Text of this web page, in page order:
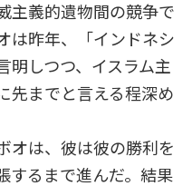
主義的遺物間の競争で
は昨年、「インドネシ
明しつつ、イスラム主
先までと言える程深め
オは、彼は彼の勝利を
するまで進んだ。結果